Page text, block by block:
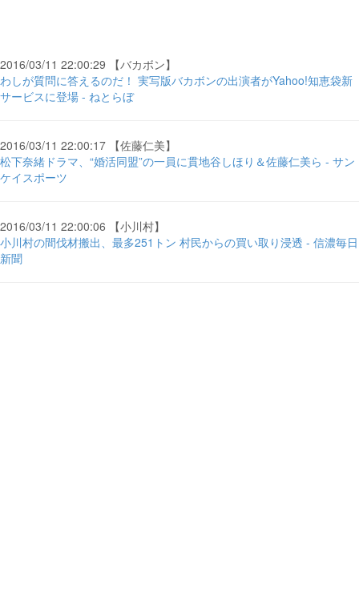
2016/03/11 22:00:29 【バカボン】
わしが質問に答えるのだ！ 実写版バカボンの出演者がYahoo!知恵袋新
サービスに登場 - ねとらぼ
2016/03/11 22:00:17 【佐藤仁美】
松下奈緒ドラマ、“婚活同盟”の一員に貫地谷しほり＆佐藤仁美ら - サン
ケイスポーツ
2016/03/11 22:00:06 【小川村】
小川村の間伐材搬出、最多251トン 村民からの買い取り浸透 - 信濃毎日
新聞